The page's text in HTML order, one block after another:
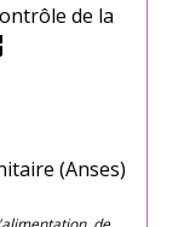
de la
(Anses)